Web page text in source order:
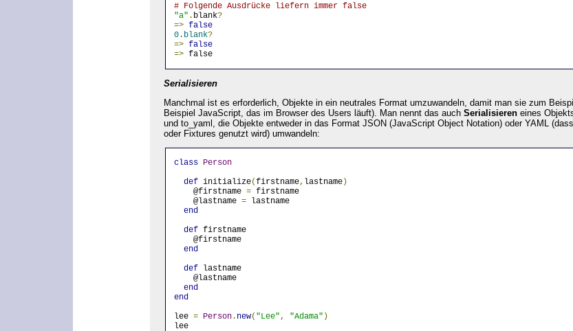
# Folgende Ausdrücke liefern immer false
"a" . blank?
=> false
0.blank?
=> false
=> false
Serialisieren
Manchmal ist es erforderlich, Objekte in ein neutrales Format umzuwandeln, damit man sie zum
Beispiel JavaScript, das im Browser des Users läuft). Man nennt das auch Serialisieren eines
und to_yaml, die Objekte entweder in das Format JSON (JavaScript Object Notation) oder YAML
oder Fixtures genutzt wird) umwandeln:
class Person
def initialize(firstname, lastname)
    @firstname
= firstname
    @lastname
= lastname
end
def firstname
    @firstname
end
def lastname
    @lastname
end
end
lee = Person. new( "Lee" , "Adama" )
lee